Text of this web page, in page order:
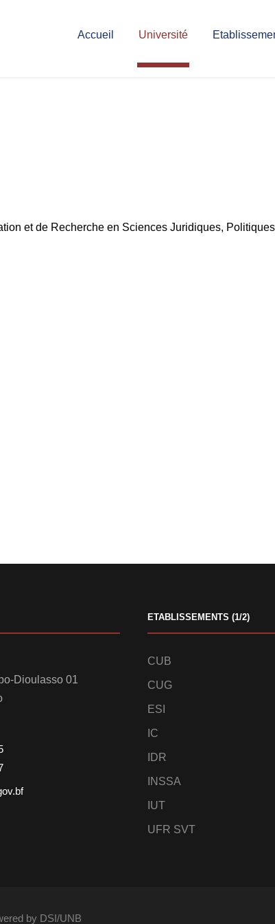
Accueil Université
et de Recherche en Sciences Juridiques,
Dioulasso 01
ETABLISSEMENTS (1/2)
CUB
CUG
ESI
IC
IDR
INSSA
IUT
UFR SVT
by DSI/UNB